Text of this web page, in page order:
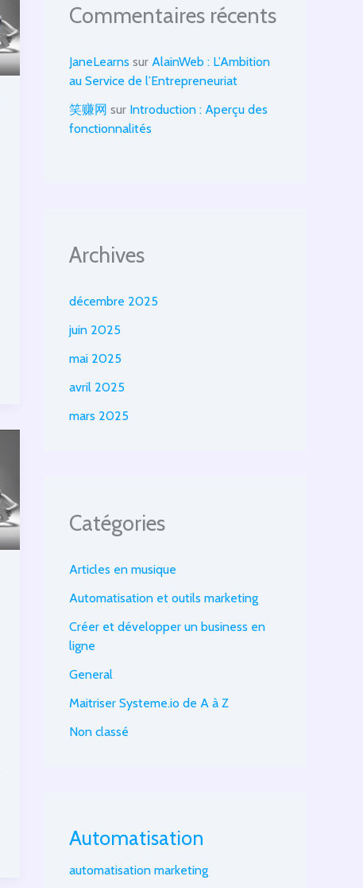
Commentaires récents
JaneLearns sur AlainWeb : L’Ambition
au Service de l’Entrepreneuriat
笑赚网 sur Introduction : Aperçu des
fonctionnalités
Archives
décembre 2025
juin 2025
mai 2025
avril 2025
mars 2025
Catégories
Articles en musique
Automatisation et outils marketing
Créer et développer un business en
ligne
General
Maitriser Systeme.io de A à Z
Non classé
Automatisation
automatisation marketing